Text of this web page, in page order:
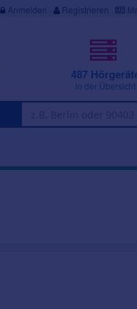
Anmelden · Registrieren
487
in der Übersicht